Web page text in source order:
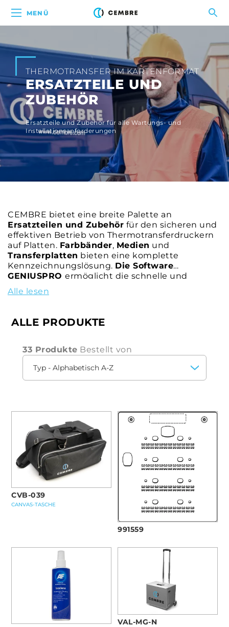
MENÜ
THERMOTRANSFER IM KARTENFORMAT
ERSATZTEILE UND
ZUBEHÖR
Ersatzteile und Zubehör für alle Wartungs- und
Installationsanforderungen
CEMBRE bietet eine breite Palette an
Ersatzteilen und Zubehör für den sicheren und
effektiven Betrieb von Thermotransferdruckern
auf Platten. Farbbänder, Medien und
Transferplatten bieten eine komplette
Kennzeichnungslösung. Die Software
GENIUSPRO ermöglicht die schnelle und
intuitive Erstellung eines jeden
Etikettierprojekts.
Alle lesen
ALLE PRODUKTE
33 Produkte Bestellt von
CVB-039
CANVAS-TASCHE
991559
VAL-MG-N